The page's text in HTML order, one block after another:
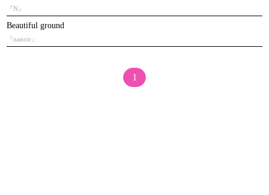
『N』
Beautiful ground
『nanoir』
1